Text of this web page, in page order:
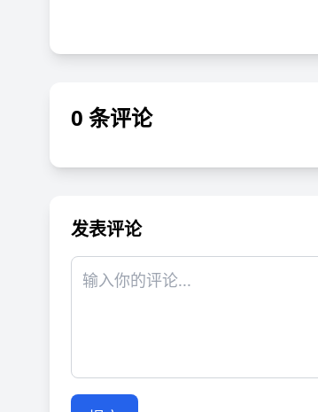
0 条评论
发表评论